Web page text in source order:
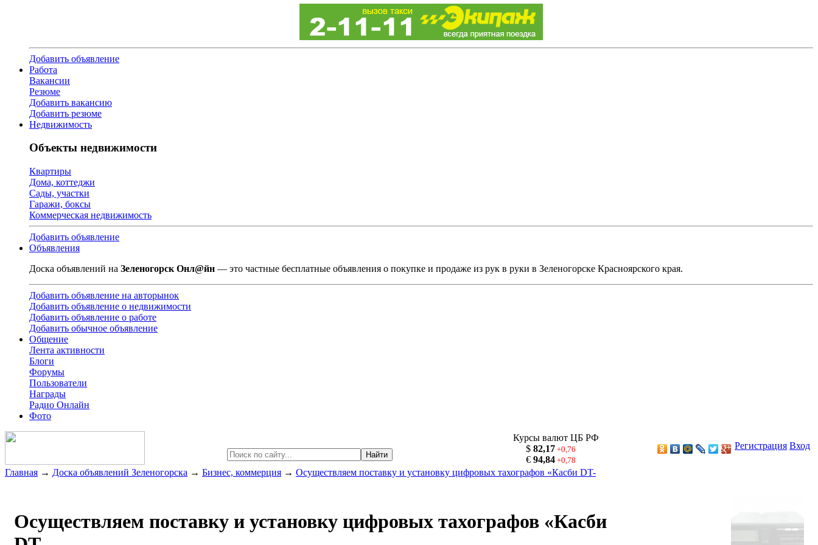
Добавить объявление
Работа
Вакансии
Резюме
Добавить вакансию
Добавить резюме
Недвижимость
Объекты недвижимости
Квартиры
Дома, коттеджи
Сады, участки
Гаражи, боксы
Коммерческая недвижимость
Добавить объявление
Объявления
Доска объявлений на Зеленогорск Онл@йн — это частные бесплатные объявления о покупке и продаже из рук в руки в Зеленогорске Красноярского края.
Добавить объявление на авторынок
Добавить объявление о недвижимости
Добавить объявление о работе
Добавить обычное объявление
Общение
Лента активности
Блоги
Форумы
Пользователи
Награды
Радио Онлайн
Фото
Найти
Курсы валют ЦБ РФ
$ 82,17+0,76
€ 94,84+0,78
Регистрация Вход
Главная → Доска объявлений Зеленогорска → Бизнес, коммерция → Осуществляем поставку и установку цифровых тахографов «Касби DT-
Осуществляем поставку и установку цифровых тахографов «Касби